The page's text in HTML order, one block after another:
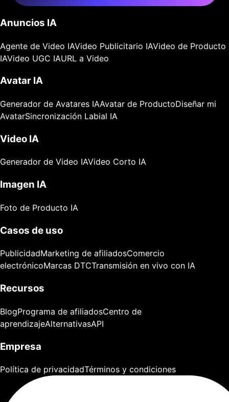
Anuncios IA
Agente de Video IAVideo Publicitario IAVideo de Producto
IAVideo UGC IAURL a Video
Avatar IA
Generador de Avatares IAAvatar de ProductoDiseñar mi
AvatarSincronización Labial IA
Video IA
Generador de Video IAVideo Corto IA
Imagen IA
Foto de Producto IA
Casos de uso
PublicidadMarketing de afiliadosComercio
electrónicoMarcas DTCTransmisión en vivo con IA
Recursos
BlogPrograma de afiliadosCentro de
aprendizajeAlternativasAPI
Empresa
Política de privacidadTérminos y condiciones